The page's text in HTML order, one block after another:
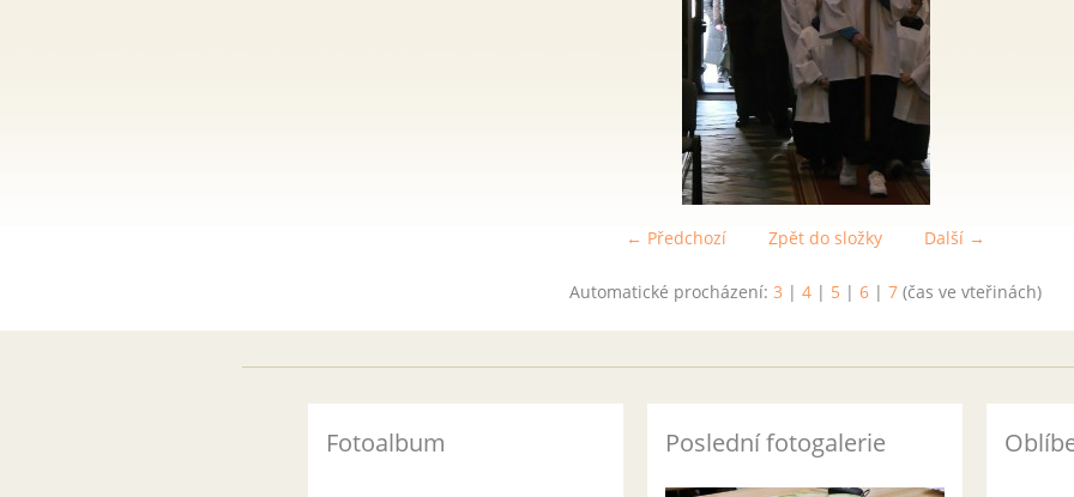
← Předchozí Další →
Zpět do složky
Automatické procházení: 3 | 4 | 5 | 6 | 7 (čas ve vteřinách)
Fotoalbum Poslední fotogalerie